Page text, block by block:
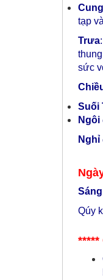
tạp
Trưa
sức
Suối
Ngôi
Nghỉ
Sáng
Qúy
*****